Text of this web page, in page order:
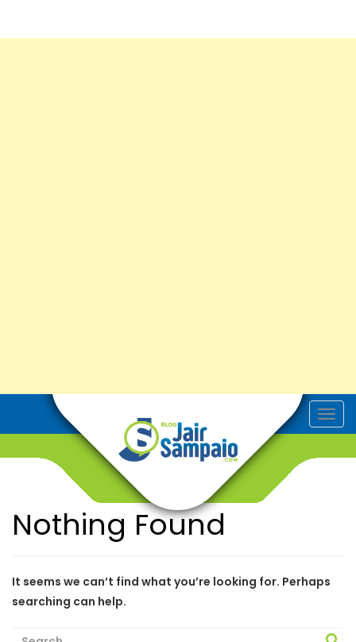
T
o
i
Nothing Found
It seems we can’t find what you’re looking for. Perhaps
searching can help.